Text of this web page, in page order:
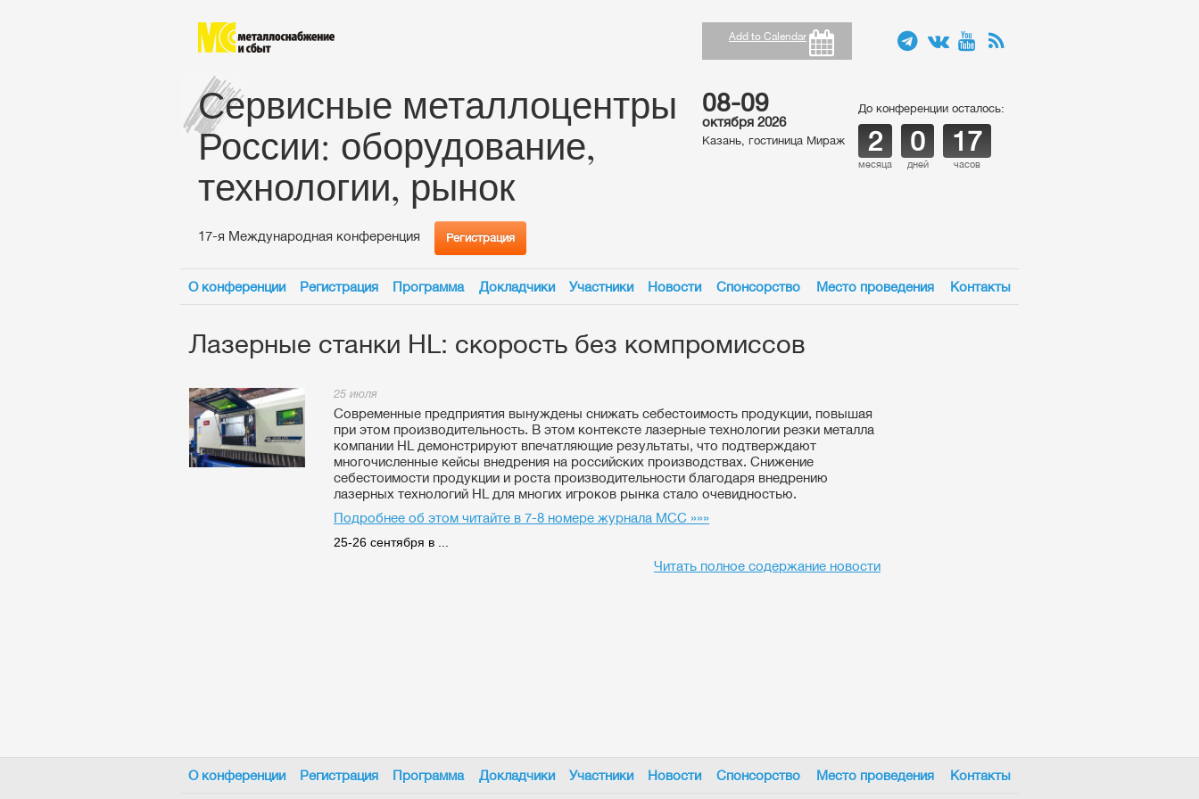
Add to Calendar
Сервисные металлоцентры
России: оборудование,
технологии, рынок
17-я Международная конференция Регистрация
08-09
октября 2026
Казань, гостиница Мираж
До конференции осталось:
2
месяца
0
дней
17
часов
О конференции Регистрация Программа Докладчики Участники Новости Спонсорство Место проведения Контакты
Лазерные станки HL: скорость без компромиссов
25 июля
Современные предприятия вынуждены снижать себестоимость продукции, повышая
при этом производительность. В этом контексте лазерные технологии резки металла
компании HL демонстрируют впечатляющие результаты, что подтверждают
многочисленные кейсы внедрения на российских производствах. Снижение
себестоимости продукции и роста производительности благодаря внедрению
лазерных технологий HL для многих игроков рынка стало очевидностью.
Подробнее об этом читайте в 7-8 номере журнала МСС »»»
25-26 сентября в ...
Читать полное содержание новости
О конференции Регистрация Программа Докладчики Участники Новости Спонсорство Место проведения Контакты